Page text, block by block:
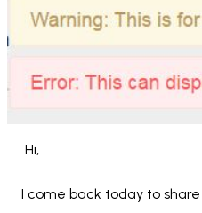
Hi,
I come back today to